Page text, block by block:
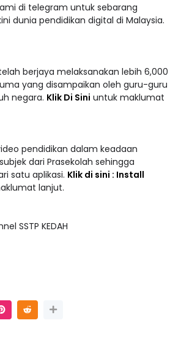
di telegram untuk sebarang
dunia pendidikan digital di Malaysia.
berjaya melaksanakan lebih 6,000
yang disampaikan oleh guru-guru
negara. Klik Di Sini untuk maklumat
pendidikan dalam keadaan
dari Prasekolah sehingga
satu aplikasi. Klik di sini : Install
lanjut.
SSTP KEDAH